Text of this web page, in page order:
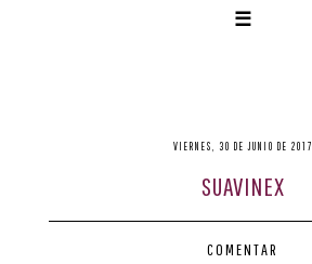
☰
PRESS
CONTACTO
VIERNES, 30 DE JUNIO DE 2017
SUAVINEX
COMENTAR